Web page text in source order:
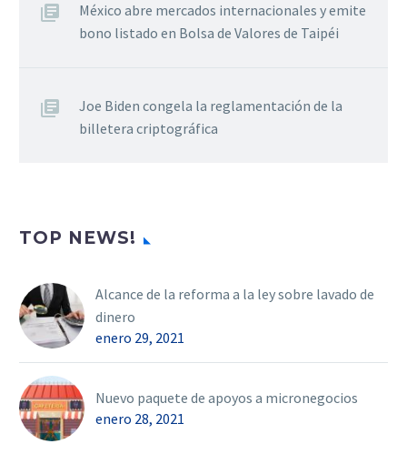
México abre mercados internacionales y emite
bono listado en Bolsa de Valores de Taipéi
Joe Biden congela la reglamentación de la
billetera criptográfica
TOP NEWS!
Alcance de la reforma a la ley sobre lavado de
dinero
enero 29, 2021
Nuevo paquete de apoyos a micronegocios
enero 28, 2021